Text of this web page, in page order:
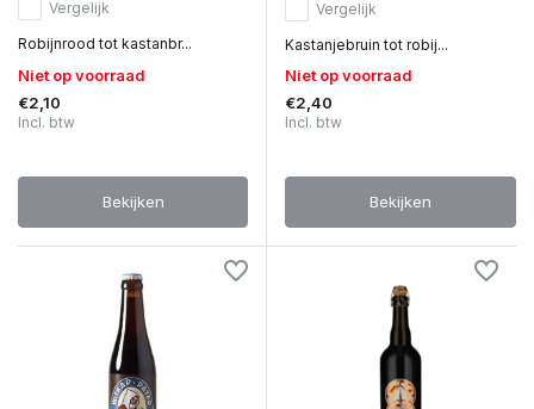
Vergelijk
Robijnrood tot kastanbr...
Niet op voorraad
€2,10
Incl. btw
Bekijken
Vergelijk
Kastanjebruin tot robij...
Niet op voorraad
€2,40
Incl. btw
Bekijken